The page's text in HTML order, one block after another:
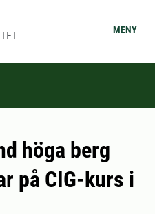
MENY
höga berg
på CIG-kurs i